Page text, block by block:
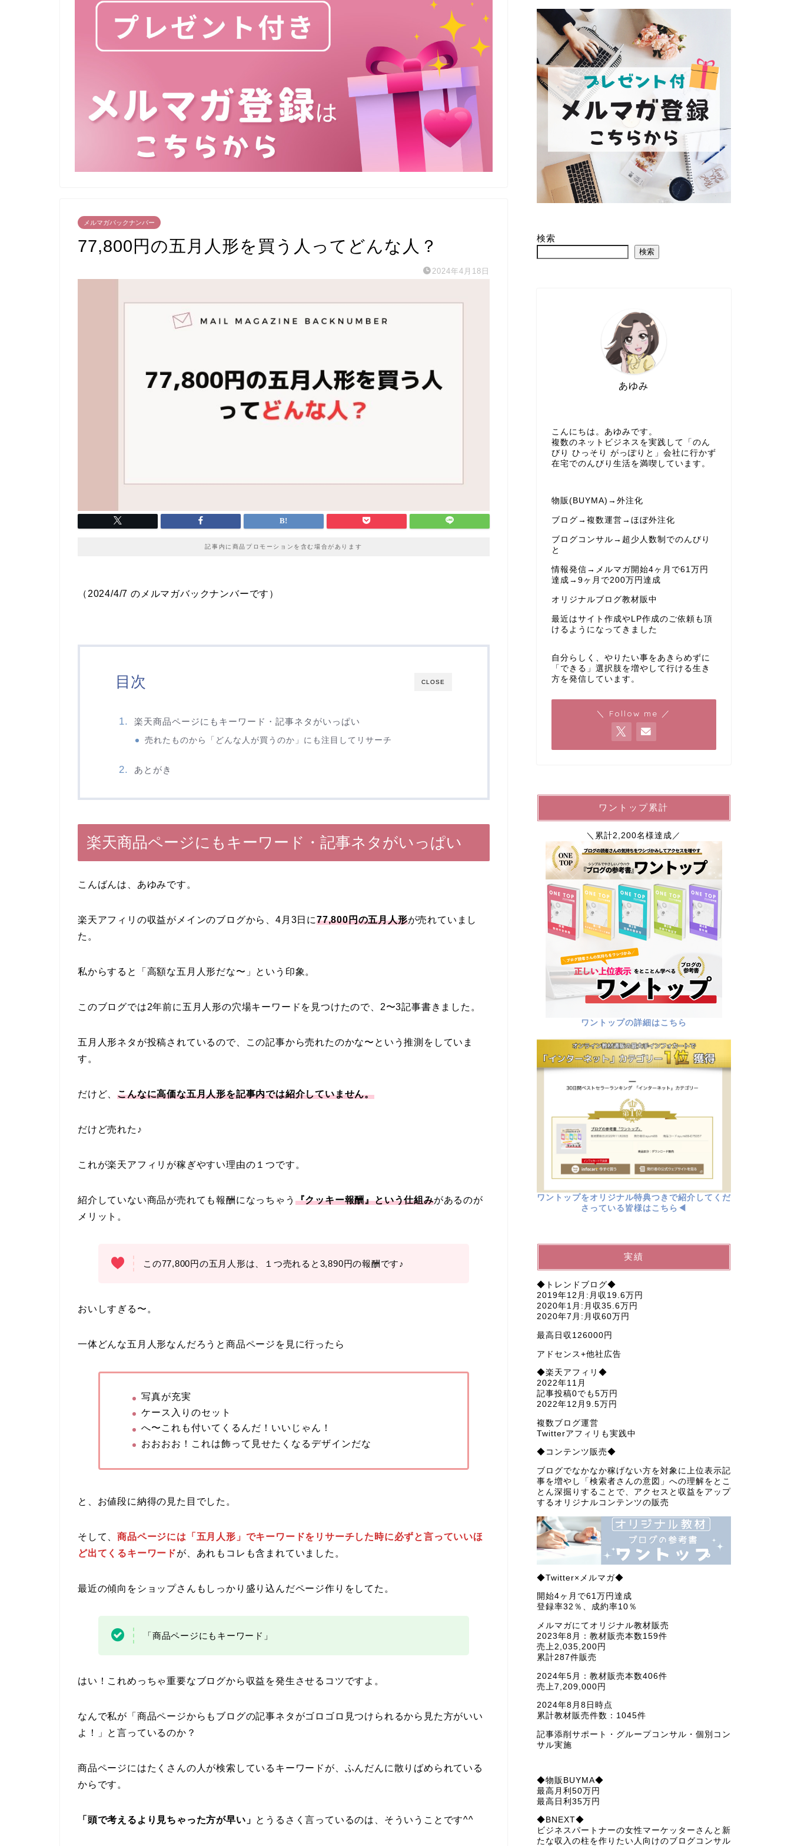
メルマガバックナンバー
77,800円の五月人形を買う人ってどんな人？
2024年4月18日
記事内に商品プロモーションを含む場合があります
（2024/4/7 のメルマガバックナンバーです）
CLOSE
目次
楽天商品ページにもキーワード・記事ネタがいっぱい
売れたものから「どんな人が買うのか」にも注目してリサーチ
あとがき
楽天商品ページにもキーワード・記事ネタがいっぱい
こんばんは、あゆみです。
楽天アフィリの収益がメインのブログから、4月3日に77,800円の五月人形が売れていまし
た。
私からすると「高額な五月人形だな〜」という印象。
このブログでは2年前に五月人形の穴場キーワードを見つけたので、2〜3記事書きました。
五月人形ネタが投稿されているので、この記事から売れたのかな〜という推測をしていま
す。
だけど、こんなに高価な五月人形を記事内では紹介していません。
だけど売れた♪
これが楽天アフィリが稼ぎやすい理由の１つです。
紹介していない商品が売れても報酬になっちゃう 『クッキー報酬』という仕組みがあるのが
メリット。
この77,800円の五月人形は、１つ売れると3,890円の報酬です♪
おいしすぎる〜。
一体どんな五月人形なんだろうと商品ページを見に行ったら
写真が充実
ケース入りのセット
へ〜これも付いてくるんだ！いいじゃん！
おおおお！これは飾って見せたくなるデザインだな
と、お値段に納得の見た目でした。
そして、商品ページには「五月人形」でキーワードをリサーチした時に必ずと言っていいほ
ど出てくるキーワードが、あれもコレも含まれていました。
最近の傾向をショップさんもしっかり盛り込んだページ作りをしてた。
「商品ページにもキーワード」
はい！これめっちゃ重要なブログから収益を発生させるコツですよ。
なんで私が「商品ページからもブログの記事ネタがゴロゴロ見つけられるから見た方がいい
よ！」と言っているのか？
商品ページにはたくさんの人が検索しているキーワードが、ふんだんに散りばめられている
からです。
「頭で考えるより見ちゃった方が早い」 とうるさく言っているのは、そういうことです^^
検索
検索
あゆみ
こんにちは。あゆみです。
複数のネットビジネスを実践して「のん
びり ひっそり がっぽりと」会社に行かず
在宅でのんびり生活を満喫しています。
物販(BUYMA)→外注化
ブログ→複数運営→ほぼ外注化
ブログコンサル→超少人数制でのんびり
と
情報発信→メルマガ開始4ヶ月で61万円
達成→9ヶ月で200万円達成
オリジナルブログ教材販中
最近はサイト作成やLP作成のご依頼も頂
けるようになってきました
自分らしく、やりたい事をあきらめずに
「できる」選択肢を増やして行ける生き
方を発信しています。
＼ Follow me ／
ワントップ累計
＼累計2,200名様達成／
ワントップの詳細はこちら
ワントップをオリジナル特典つきで紹介してくだ
さっている皆様はこちら◀︎
実績
◆トレンドブログ◆
2019年12月:月収19.6万円
2020年1月:月収35.6万円
2020年7月:月収60万円
最高日収126000円
アドセンス+他社広告
◆楽天アフィリ◆
2022年11月
記事投稿0でも5万円
2022年12月9.5万円
複数ブログ運営
Twitterアフィリも実践中
◆コンテンツ販売◆
ブログでなかなか稼げない方を対象に上位表示記
事を増やし「検索者さんの意図」への理解をとこ
とん深掘りすることで、アクセスと収益をアップ
するオリジナルコンテンツの販売
◆Twitter×メルマガ◆
開始4ヶ月で61万円達成
登録率32％、成約率10％
メルマガにてオリジナル教材販売
2023年8月：教材販売本数159件
売上2,035,200円
累計287件販売
2024年5月：教材販売本数406件
売上7,209,000円
2024年8月8日時点
累計教材販売件数：1045件
記事添削サポート・グループコンサル・個別コン
サル実施
◆物販BUYMA◆
最高月利50万円
最高日利35万円
◆BNEXT◆
ビジネスパートナーの女性マーケッターさんと新
たな収入の柱を作りたい人向けのブログコンサル